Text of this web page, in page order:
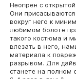
Неопрен с
Они
вокруг него к
любимом болоте
такого костюма и
влезать в него,
материала к
разрывом. Для
станете на полном